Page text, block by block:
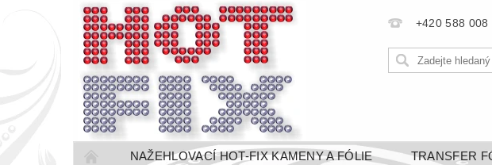
+420 588 008
NAŽEHLOVACÍ HOT-FIX KAMENY A FÓLIE TRANSFER